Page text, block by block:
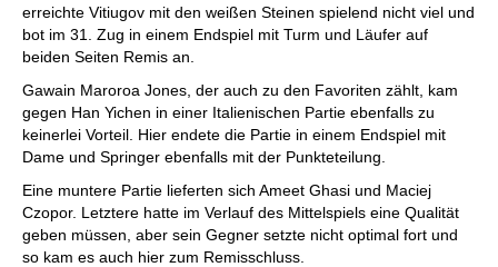
erreichte Vitiugov mit den weißen Steinen spielend nicht viel und
bot im 31. Zug in einem Endspiel mit Turm und Läufer auf
beiden Seiten Remis an.
Gawain Maroroa Jones, der auch zu den Favoriten zählt, kam
gegen Han Yichen in einer Italienischen Partie ebenfalls zu
keinerlei Vorteil. Hier endete die Partie in einem Endspiel mit
Dame und Springer ebenfalls mit der Punkteteilung.
Eine muntere Partie lieferten sich Ameet Ghasi und Maciej
Czopor. Letztere hatte im Verlauf des Mittelspiels eine Qualität
geben müssen, aber sein Gegner setzte nicht optimal fort und
so kam es auch hier zum Remisschluss.